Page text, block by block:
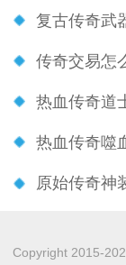
复古传奇武
传奇交易怎
热血传奇道
热血传奇噬
原始传奇神
Copyright 2015-